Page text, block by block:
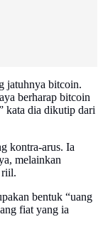
jatuhnya bitcoin.
berharap bitcoin
kata dia dikutip dari
kontra-arus. Ia
melainkan
riil.
bentuk “uang
fiat yang ia